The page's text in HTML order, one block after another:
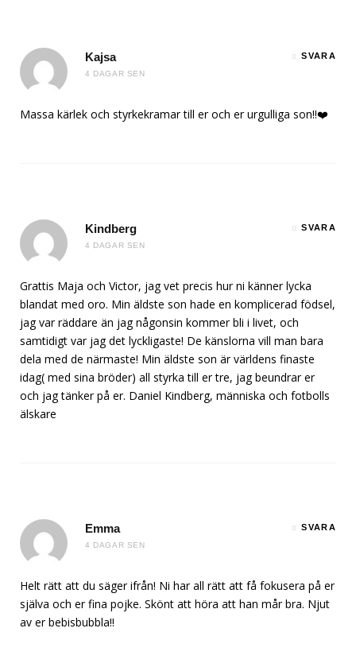
Kajsa
4 DAGAR SEN
SVARA
Massa kärlek och styrkekramar till er och er urgulliga son!!❤️
Kindberg
4 DAGAR SEN
SVARA
Grattis Maja och Victor, jag vet precis hur ni känner lycka
blandat med oro. Min äldste son hade en komplicerad födsel,
jag var räddare än jag någonsin kommer bli i livet, och
samtidigt var jag det lyckligaste! De känslorna vill man bara
dela med de närmaste! Min äldste son är världens finaste
idag( med sina bröder) all styrka till er tre, jag beundrar er
och jag tänker på er. Daniel Kindberg, människa och fotbolls
älskare
Emma
4 DAGAR SEN
SVARA
Helt rätt att du säger ifrån! Ni har all rätt att få fokusera på er
själva och er fina pojke. Skönt att höra att han mår bra. Njut
av er bebisbubbla!!